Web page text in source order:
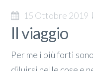
15 Ottobre 2019
Il viaggio
Per me i più forti